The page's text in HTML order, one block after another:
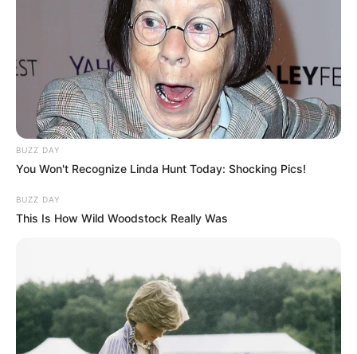
BUZZ DAY
You Won't Recognize Linda Hunt Today: Shocking Pics!
BUZZ DAY
This Is How Wild Woodstock Really Was